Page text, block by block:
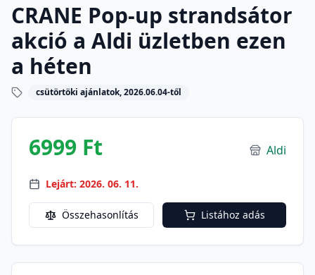
CRANE Pop-up strandsátor
akció a Aldi üzletben ezen
a héten
csütörtöki ajánlatok, 2026.06.04-től
6999 Ft Aldi
Lejárt: 2026. 06. 11.
Összehasonlítás Listához adás